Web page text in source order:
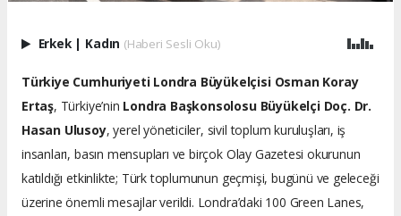
Erkek | Kadın (Haberi Sesli Oku)
Türkiye Cumhuriyeti Londra Büyükelçisi Osman Koray
Ertaş, Türkiye’nin Londra Başkonsolosu Büyükelçi Doç. Dr.
Hasan Ulusoy, yerel yöneticiler, sivil toplum kuruluşları, iş
insanları, basın mensupları ve birçok Olay Gazetesi okurunun
katıldığı etkinlikte; Türk toplumunun geçmişi, bugünü ve geleceği
üzerine önemli mesajlar verildi. Londra’daki 100 Green Lanes,